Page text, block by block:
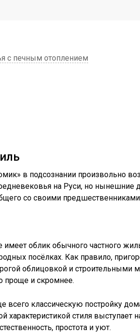
с печным отоплением
в подсознании произвольно
на Руси, но нынешние
со своими
облик обычного частного
посёлках. Как правило,
облицовкой и строительными
проще и скромнее.
всего классическую постройку
характеристикой стиля выступает
простота и уют.